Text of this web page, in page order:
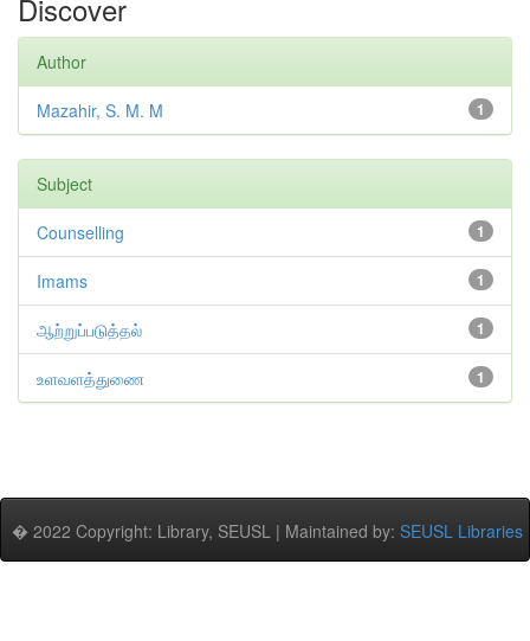
Discover
Author
1
Mazahir, S. M. M
Subject
1
Counselling
1
Imams
1
ஆற்றுப்படுத்தல்
1
உளவளத்துணை
� 2022 Copyright: Library, SEUSL | Maintained by: SEUSL Libraries